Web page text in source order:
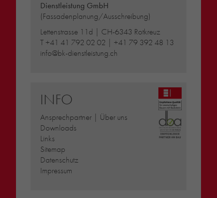
Dienstleistung GmbH
(Fassadenplanung/Ausschreibung)
Lettenstrasse 11d | CH-6343 Rotkreuz
T+41 41 792 02 02 |+41 79 392 48 13
info@bk-dienstleistung.ch
INFO
Ansprechpartner | Über uns
Downloads
Links
Sitemap
Datenschutz
Impressum